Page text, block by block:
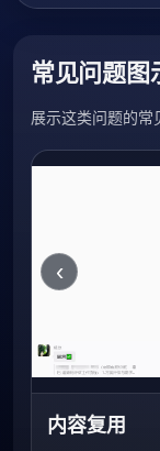
常见问题图
展示这类问题的常
‹
内容复用